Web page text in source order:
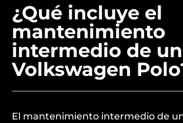
¿Qué incluye el
mantenimiento
intermedio de un
Volkswagen
El mantenimiento intermedio de